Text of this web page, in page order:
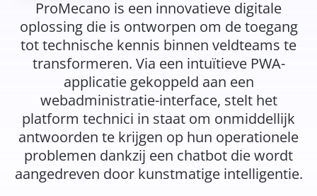
ProMecano is een innovatieve digitale
oplossing die is ontworpen om de toegang
tot technische kennis binnen veldteams te
transformeren. Via een intuïtieve PWA-
applicatie gekoppeld aan een
webadministratie-interface, stelt het
platform technici in staat om onmiddellijk
antwoorden te krijgen op hun operationele
problemen dankzij een chatbot die wordt
aangedreven door kunstmatige intelligentie.